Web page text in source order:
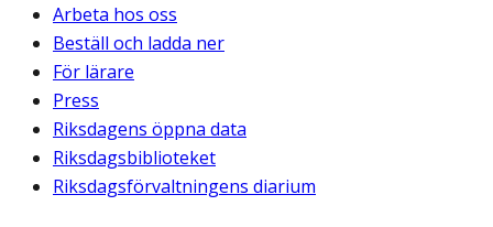
Arbeta hos oss
Beställ och ladda ner
För lärare
Press
Riksdagens öppna data
Riksdagsbiblioteket
Riksdagsförvaltningens diarium